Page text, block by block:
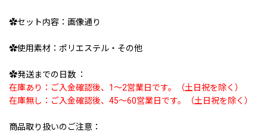
✿セット内容：画像通り
✿使用素材：ポリエステル・その他
✿発送までの日数 ：
在庫あり：ご入金確認後、1〜2営業日です。（土日祝を除く）
在庫無し：ご入金確認後、45〜60営業日です。（土日祝を除く）
商品取り扱いのご注意：